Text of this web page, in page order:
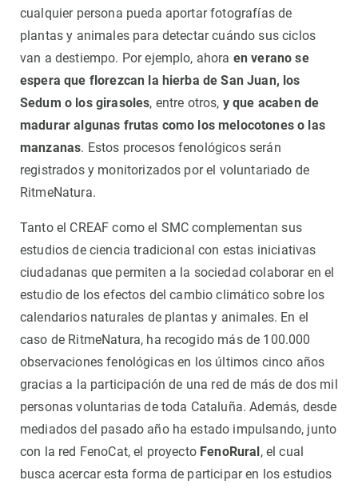
cualquier persona pueda aportar fotografías de
plantas y animales para detectar cuándo sus ciclos
van a destiempo. Por ejemplo, ahora en verano se
espera que florezcan la hierba de San Juan, los
Sedum o los girasoles, entre otros, y que acaben de
madurar algunas frutas como los melocotones o las
manzanas. Estos procesos fenológicos serán
registrados y monitorizados por el voluntariado de
RitmeNatura.
Tanto el CREAF como el SMC complementan sus
estudios de ciencia tradicional con estas iniciativas
ciudadanas que permiten a la sociedad colaborar en el
estudio de los efectos del cambio climático sobre los
calendarios naturales de plantas y animales. En el
caso de RitmeNatura, ha recogido más de 100.000
observaciones fenológicas en los últimos cinco años
gracias a la participación de una red de más de dos mil
personas voluntarias de toda Cataluña. Además, desde
mediados del pasado año ha estado impulsando, junto
con la red FenoCat, el proyecto FenoRural , el cual
busca acercar esta forma de participar en los estudios